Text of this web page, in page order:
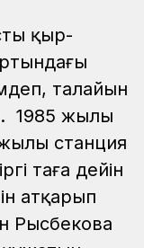
қыр-
талайын
1985 жылы
станция
таңға дейін
атқарып
Рысбекова